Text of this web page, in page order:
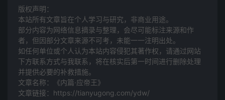
于无有者也。”
郑有神巫曰季咸，知人之死生、存亡、祸福、寿夭，期以岁
月旬日 若神。郑人见之，皆弃而走。列子见之而心醉，
归，以告壶子，曰： “始吾以夫子之道为至矣，则又有至焉
者矣。”壶子曰：“吾与汝既 其文，未既其实。而固得道与？
众雌而无雄，而又奚卵焉！而以道与 世亢，必信，夫故使
版权声明：
本站所有文章旨在个人学习与研究，非商业用途。
部分内容为网络信息摘录与整理，会尽可能标注来源和作
者，但因部分文章来源不可考，未能一一注明出处。
如任何单位或个人认为本站内容侵犯其著作权，请通过网站
下方联系方式与我联系​​，将在核实后第一时间进行删除处理
并提供必要的补救措施。
文章名称：《内篇·应帝王》
文章链接： https://tianyugong.com/ydw/